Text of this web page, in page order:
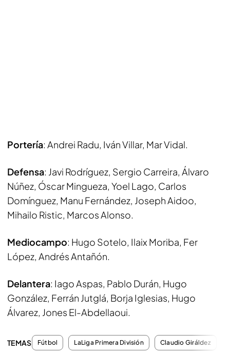
Portería: Andrei Radu, Iván Villar, Mar Vidal.
Defensa: Javi Rodríguez, Sergio Carreira, Álvaro
Núñez, Óscar Mingueza, Yoel Lago, Carlos
Domínguez, Manu Fernández, Joseph Aidoo,
Mihailo Ristic, Marcos Alonso.
Mediocampo: Hugo Sotelo, Ilaix Moriba, Fer
López, Andrés Antañón.
Delantera: Iago Aspas, Pablo Durán, Hugo
González, Ferrán Jutglá, Borja Iglesias, Hugo
Álvarez, Jones El-Abdellaoui.
TEMAS Fútbol LaLiga Primera División Claudio Giráldez